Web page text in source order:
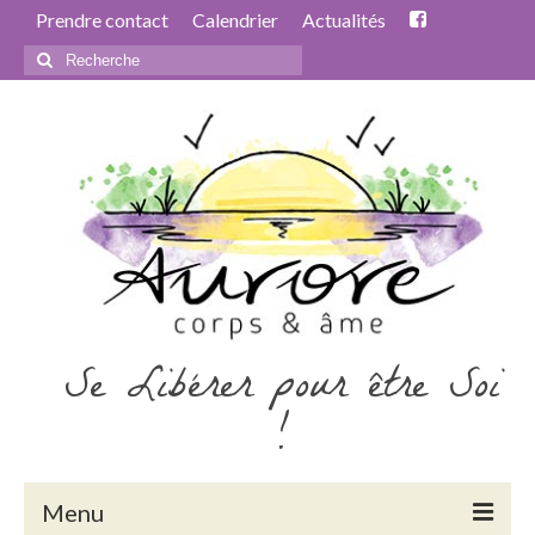
Prendre contact Calendrier Actualités
Rechercher
:
Se Libérer pour être Soi
!
Menu